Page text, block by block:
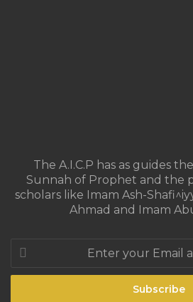
The A.I.C.P has as guides
Sunnah of Prophet and the
scholars like Imam Ash-
Ahmad and Imam
Enter
your
Email